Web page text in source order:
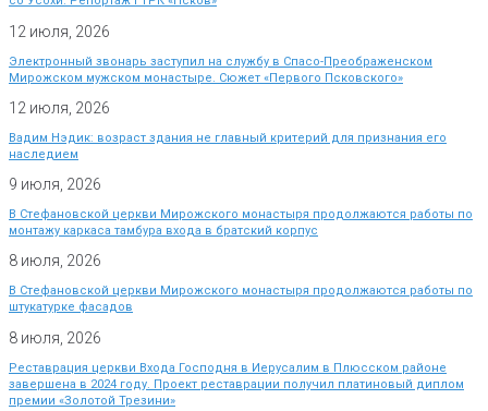
12 июля, 2026
Электронный звонарь заступил на службу в Спасо-Преображенском
Мирожском мужском монастыре. Сюжет «Первого Псковского»
12 июля, 2026
Вадим Нэдик: возраст здания не главный критерий для признания его
наследием
9 июля, 2026
В Стефановской церкви Мирожского монастыря продолжаются работы по
монтажу каркаса тамбура входа в братский корпус
8 июля, 2026
В Стефановской церкви Мирожского монастыря продолжаются работы по
штукатурке фасадов
8 июля, 2026
Реставрация церкви Входа Господня в Иерусалим в Плюсском районе
завершена в 2024 году. Проект реставрации получил платиновый диплом
премии «Золотой Трезини»